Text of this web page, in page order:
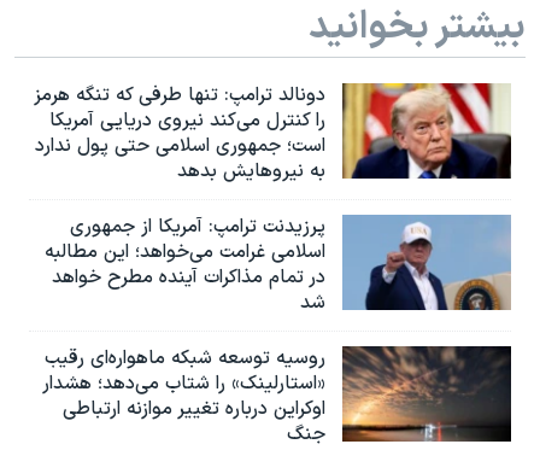
بیشتر بخوانید
دونالد ترامپ: تنها طرفی که تنگه هرمز
را کنترل می‌کند نیروی دریایی آمریکا
است؛ جمهوری اسلامی حتی پول ندارد
به نیروهایش بدهد
پرزیدنت ترامپ: آمریکا از جمهوری
اسلامی غرامت می‌خواهد؛ این مطالبه
در تمام مذاکرات آینده مطرح خواهد
شد
روسیه توسعه شبکه ماهواره‌ای رقیب
«استارلینک» را شتاب می‌دهد؛ هشدار
اوکراین درباره تغییر موازنه ارتباطی
جنگ